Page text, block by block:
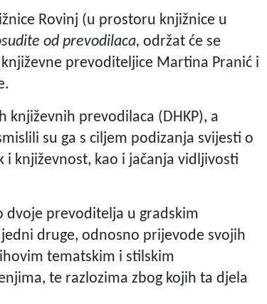
Rovinj (u prostoru knjižnice u
od prevodilaca, održat će se
prevoditeljice Martina Pranić i
prevodilaca (DHKP), a
su ga s ciljem podizanja svijesti o
i književnost, kao i jačanja vidljivosti
dvoje prevoditelja u gradskim
druge, odnosno prijevode svojih
tematskim i stilskim
te razlozima zbog kojih ta djela